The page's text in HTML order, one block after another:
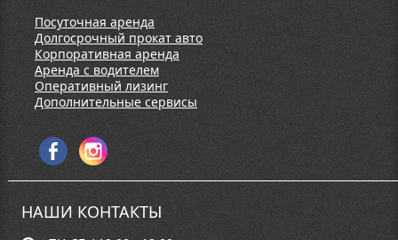
Посуточная аренда
Долгосрочный прокат авто
Корпоративная аренда
Аренда с водителем
Оперативный лизинг
Дополнительные сервисы
НАШИ КОНТАКТЫ